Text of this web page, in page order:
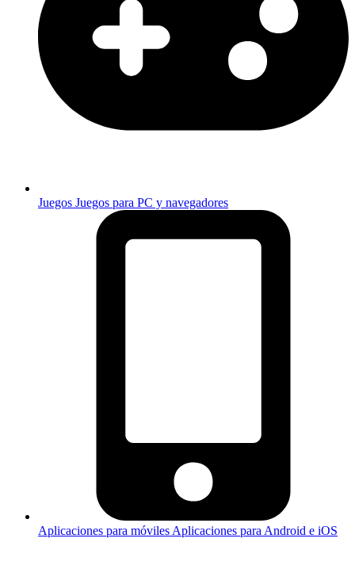
Juegos Juegos para PC y navegadores
Aplicaciones para móviles Aplicaciones para Android e iOS